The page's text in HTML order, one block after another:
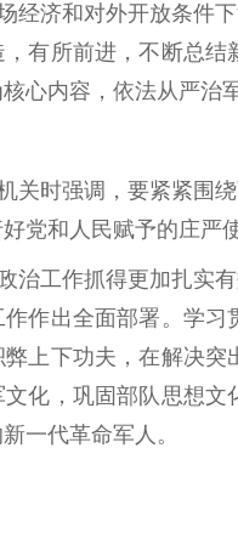
经济和对外开放条件
有所前进，不断总
心内容，依法从严治
关时强调，要紧紧围
党和人民赋予的庄严使
治工作抓得更加扎实
作出全面部署。学
上下功夫，在解决
化，巩固部队思想
一代革命军人。